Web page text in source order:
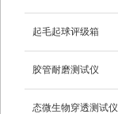
起毛起球评级箱
胶管耐磨测试仪
态微生物穿透测试仪